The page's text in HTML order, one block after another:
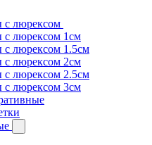
люрексом
люрексом 1см
люрексом 1.5см
люрексом 2см
люрексом 2.5см
люрексом 3см